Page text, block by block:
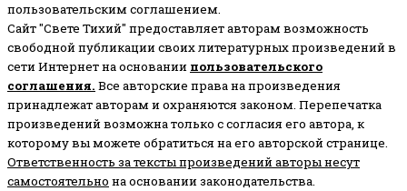
пользовательским соглашением.
Сайт "Свете Тихий" предоставляет авторам возможность
свободной публикации своих литературных произведений в
сети Интернет на основании пользовательского
соглашения. Все авторские права на произведения
принадлежат авторам и охраняются законом. Перепечатка
произведений возможна только с согласия его автора, к
которому вы можете обратиться на его авторской странице.
Ответственность за тексты произведений авторы несут
самостоятельно на основании законодательства.